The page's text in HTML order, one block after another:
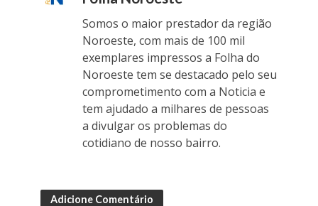
Somos o maior prestador da região
Noroeste, com mais de 100 mil
exemplares impressos a Folha do
Noroeste tem se destacado pelo seu
comprometimento com a Noticia e
tem ajudado a milhares de pessoas
a divulgar os problemas do
cotidiano de nosso bairro.
Adicione Comentário